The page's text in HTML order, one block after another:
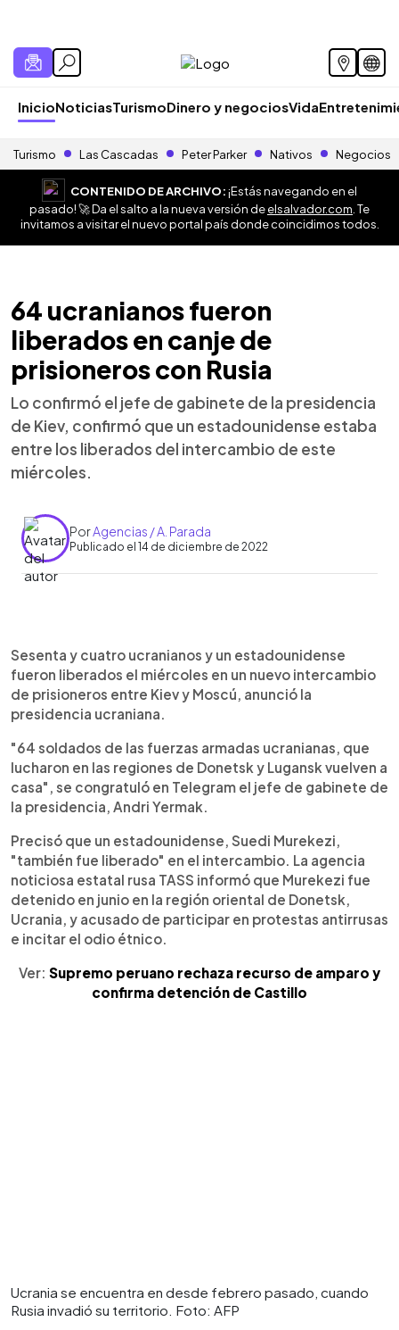
InicioNoticiasTurismoDinero y negociosVida
Turismo Las Cascadas Peter Parker Nativos Negocios
CONTENIDO DE ARCHIVO:¡Estás navegando en el
pasado! 🚀 Da el salto a la nueva versión deelsalvador.com . Te
invitamos a visitar el nuevo portal país donde coincidimos todos.
64 ucranianos fueron
liberados en canje de
prisioneros con Rusia
Lo confirmó el jefe de gabinete de la presidencia
de Kiev, confirmó que un estadounidense estaba
entre los liberados del intercambio de este
miércoles.
PorAgencias / A. Parada
Publicado el 14 de diciembre de 2022
► Escuchar artículo
Sesenta y cuatro ucranianos y un estadounidense
fueron liberados el miércoles en un nuevo intercambio
de prisioneros entre Kiev y Moscú, anunció la
presidencia ucraniana.
"64 soldados de las fuerzas armadas ucranianas, que
lucharon en las regiones de Donetsk y Lugansk vuelven a
casa", se congratuló en Telegram el jefe de gabinete de
la presidencia, Andri Yermak.
Precisó que un estadounidense, Suedi Murekezi,
"también fue liberado" en el intercambio. La agencia
noticiosa estatal rusa TASS informó que Murekezi fue
detenido en junio en la región oriental de Donetsk,
Ucrania, y acusado de participar en protestas antirrusas
e incitar el odio étnico.
Ver: Supremo peruano rechaza recurso de amparo y
confirma detención de Castillo
Ucrania se encuentra en desde febrero pasado, cuando
Rusia invadió su territorio. Foto: AFP